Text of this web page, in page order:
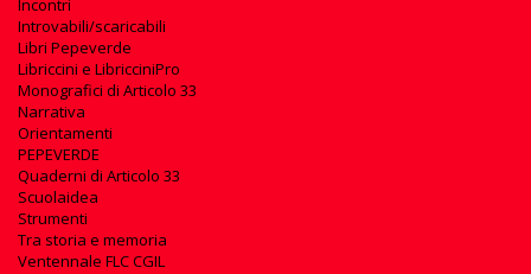
Incontri
Introvabili/scaricabili
Libri Pepeverde
Libriccini e LibricciniPro
Monografici di Articolo 33
Narrativa
Orientamenti
PEPEVERDE
Quaderni di Articolo 33
Scuolaidea
Strumenti
Tra storia e memoria
Ventennale FLC CGIL